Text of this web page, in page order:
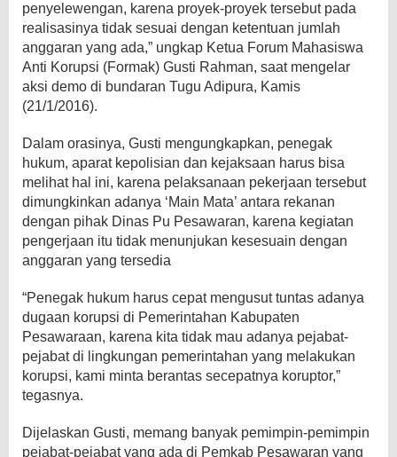
penyelewengan, karena proyek-proyek tersebut pada
realisasinya tidak sesuai dengan ketentuan jumlah
anggaran yang ada,” ungkap Ketua Forum Mahasiswa
Anti Korupsi (Formak) Gusti Rahman, saat mengelar
aksi demo di bundaran Tugu Adipura, Kamis
(21/1/2016).
Dalam orasinya, Gusti mengungkapkan, penegak
hukum, aparat kepolisian dan kejaksaan harus bisa
melihat hal ini, karena pelaksanaan pekerjaan tersebut
dimungkinkan adanya ‘Main Mata’ antara rekanan
dengan pihak Dinas Pu Pesawaran, karena kegiatan
pengerjaan itu tidak menunjukan kesesuain dengan
anggaran yang tersedia
“Penegak hukum harus cepat mengusut tuntas adanya
dugaan korupsi di Pemerintahan Kabupaten
Pesawaraan, karena kita tidak mau adanya pejabat-
pejabat di lingkungan pemerintahan yang melakukan
korupsi, kami minta berantas secepatnya koruptor,”
tegasnya.
Dijelaskan Gusti, memang banyak pemimpin-pemimpin
pejabat-pejabat yang ada di Pemkab Pesawaran yang